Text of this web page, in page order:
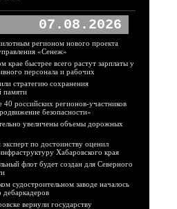
07.08.2026
регионом нового проекта
«Сенеж»
крае быстрее всего растут зарплаты у
персонала и рабочих
стратегию сохранения
памяти
российских регионов-участников
безопасности»
увеличены объемы дорожных
по достоинству оценил
Хабаровского края
флот будет создан для Северного
судостроительном заводе началось
дебаркадеров
вернули государству